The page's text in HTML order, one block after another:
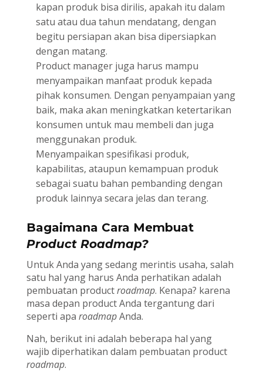
kapan produk bisa dirilis, apakah itu dalam
satu atau dua tahun mendatang, dengan
begitu persiapan akan bisa dipersiapkan
dengan matang.
Product manager juga harus mampu
menyampaikan manfaat produk kepada
pihak konsumen. Dengan penyampaian yang
baik, maka akan meningkatkan ketertarikan
konsumen untuk mau membeli dan juga
menggunakan produk.
Menyampaikan spesifikasi produk,
kapabilitas, ataupun kemampuan produk
sebagai suatu bahan pembanding dengan
produk lainnya secara jelas dan terang.
Bagaimana Cara Membuat
Product Roadmap?
Untuk Anda yang sedang merintis usaha, salah
satu hal yang harus Anda perhatikan adalah
pembuatan productroadmap. Kenapa? karena
masa depan product Anda tergantung dari
seperti apa roadmapAnda.
Nah, berikut ini adalah beberapa hal yang
wajib diperhatikan dalam pembuatan product
roadmap.